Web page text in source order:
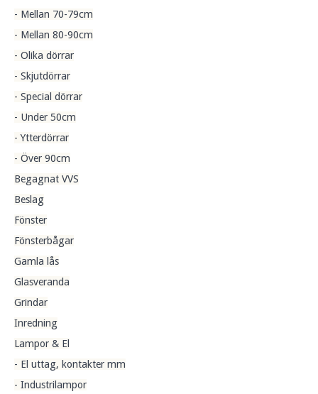
- Mellan 70-79cm
- Mellan 80-90cm
- Olika dörrar
- Skjutdörrar
- Special dörrar
- Under 50cm
- Ytterdörrar
- Över 90cm
Begagnat VVS
Beslag
Fönster
Fönsterbågar
Gamla lås
Glasveranda
Grindar
Inredning
Lampor & El
- El uttag, kontakter mm
- Industrilampor